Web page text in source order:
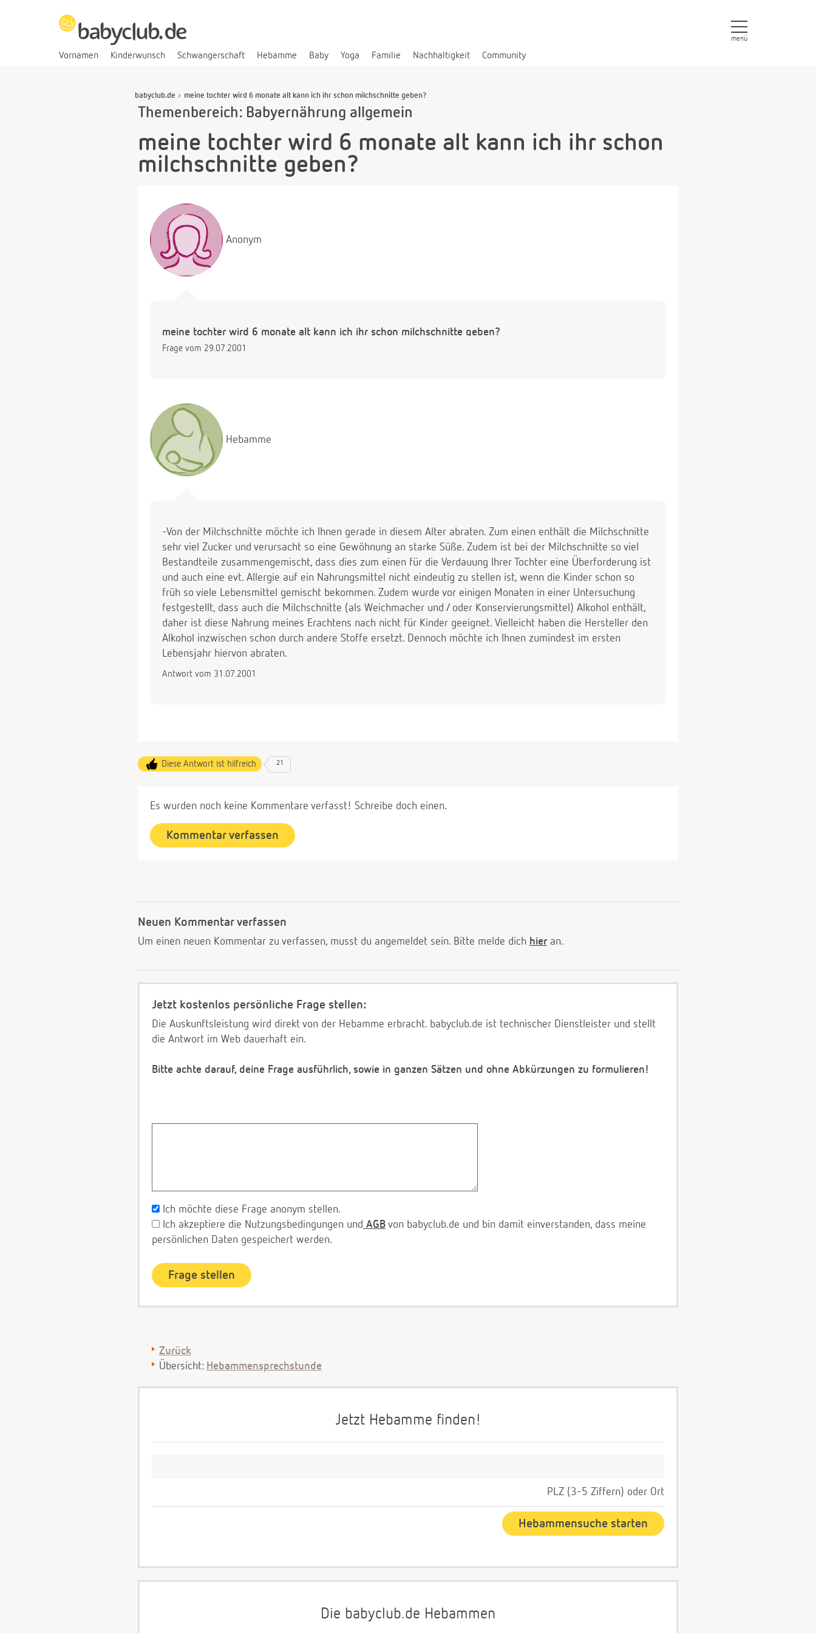
Vornamen Kinderwunsch Schwangerschaft Hebamme Baby Yoga Familie Nachhaltigkeit Community
menü
babyclub.de meine tochter wird 6 monate alt kann ich ihr schon milchschnitte geben?
Themenbereich: Babyernährung allgemein
meine tochter wird 6 monate alt kann ich ihr schon
milchschnitte geben?
Anonym
meine tochter wird 6 monate alt kann ich ihr schon milchschnitte geben?
Frage vom 29.07.2001
Hebamme
-Von der Milchschnitte möchte ich Ihnen gerade in diesem Alter abraten. Zum einen enthält die Milchschnitte
sehr viel Zucker und verursacht so eine Gewöhnung an starke Süße. Zudem ist bei der Milchschnitte so viel
Bestandteile zusammengemischt, dass dies zum einen für die Verdauung Ihrer Tochter eine Überforderung ist
und auch eine evt. Allergie auf ein Nahrungsmittel nicht eindeutig zu stellen ist, wenn die Kinder schon so
früh so viele Lebensmittel gemischt bekommen. Zudem wurde vor einigen Monaten in einer Untersuchung
festgestellt, dass auch die Milchschnitte (als Weichmacher und / oder Konservierungsmittel) Alkohol enthält,
daher ist diese Nahrung meines Erachtens nach nicht für Kinder geeignet. Vielleicht haben die Hersteller den
Alkohol inzwischen schon durch andere Stoffe ersetzt. Dennoch möchte ich Ihnen zumindest im ersten
Lebensjahr hiervon abraten.
Antwort vom 31.07.2001
Diese Antwort ist hilfreich 21
Es wurden noch keine Kommentare verfasst! Schreibe doch einen.
Kommentar verfassen
Neuen Kommentar verfassen
Um einen neuen Kommentar zu verfassen, musst du angemeldet sein. Bitte melde dich hier an.
Jetzt kostenlos persönliche Frage stellen:
Die Auskunftsleistung wird direkt von der Hebamme erbracht. babyclub.de ist technischer Dienstleister und stellt
die Antwort im Web dauerhaft ein.
Bitte achte darauf, deine Frage ausführlich, sowie in ganzen Sätzen und ohne Abkürzungen zu formulieren!
Ich möchte diese Frage anonym stellen.
Ich akzeptiere die Nutzungsbedingungen und AGB von babyclub.de und bin damit einverstanden, dass meine
persönlichen Daten gespeichert werden.
Zurück
Übersicht: Hebammensprechstunde
Jetzt Hebamme finden!
PLZ (3-5 Ziffern) oder Ort
Die babyclub.de Hebammen